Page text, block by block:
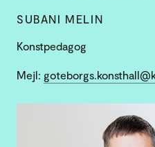
SUBANI MELIN
Konstpedagog
Mejl: